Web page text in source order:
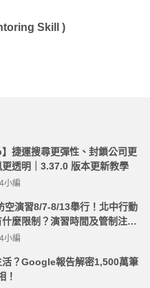
Skill )
】捷運搜尋更彈性、封鎖公司更
透明｜3.37.0 版本更新教學
小編
空演習8/7-8/13舉行！北中行動
麼限制？演習時間及管制注意
小編
活？Google報告解密1,500萬筆
！